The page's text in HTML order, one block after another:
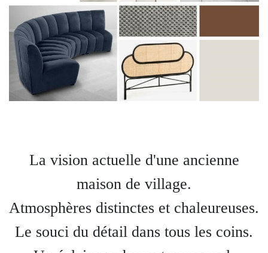
La vision actuelle d'une ancienne
maison de village.
Atmosphères distinctes et chaleureuses.
Le souci du détail dans tous les coins.